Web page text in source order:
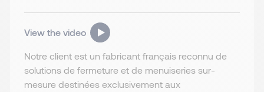
View the video
Notre client est un fabricant français reconnu de
solutions de fermeture et de menuiseries sur-
mesure destinées exclusivement aux